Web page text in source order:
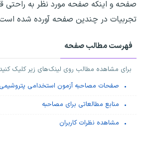
صفحه و اینکه صفحه مورد نظر به راحتی
تجربیات در چندین صفحه آورده شده
فهرست مطالب صفحه
برای مشاهده مطالب روی لینک‌های زیر کلیک
صفحات مصاحبه آزمون استخدامی
منابع مطالعاتی برای مصاحبه
مشاهده نظرات کاربران